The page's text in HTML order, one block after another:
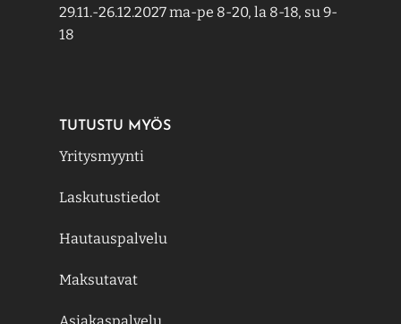
29.11.-26.12.2027 ma-pe 8-20, la 8-18, su 9-
18
TUTUSTU MYÖS
Yritysmyynti
Laskutustiedot
Hautauspalvelu
Maksutavat
Asiakaspalvelu